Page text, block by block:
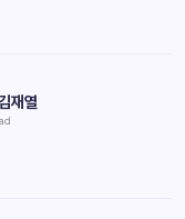
재열